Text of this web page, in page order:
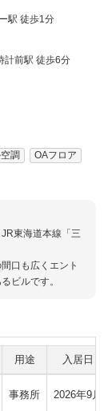
駅 徒歩1分
計前駅 徒歩6分
調
OAフロア
東海道本線「三
口も広くエント
ビルです。
用途 入居日
事務所 2026年9月